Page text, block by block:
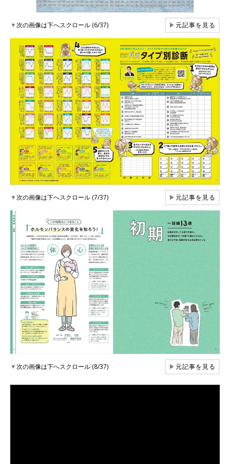
▼次の画像は下へスクロール (6/37) ▶元記事を見る
▼次の画像は下へスクロール (7/37) ▶元記事を見る
▼次の画像は下へスクロール (8/37) ▶元記事を見る